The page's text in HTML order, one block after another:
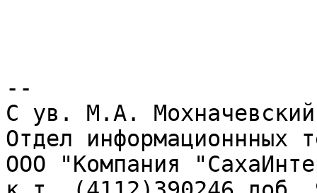
--
С ув. М.А. Мохначевский
Отдел информационнных
ООО "Компания